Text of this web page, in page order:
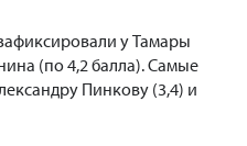
у Тамары
(по 4,2 балла). Самые
Пинкову (3,4) и